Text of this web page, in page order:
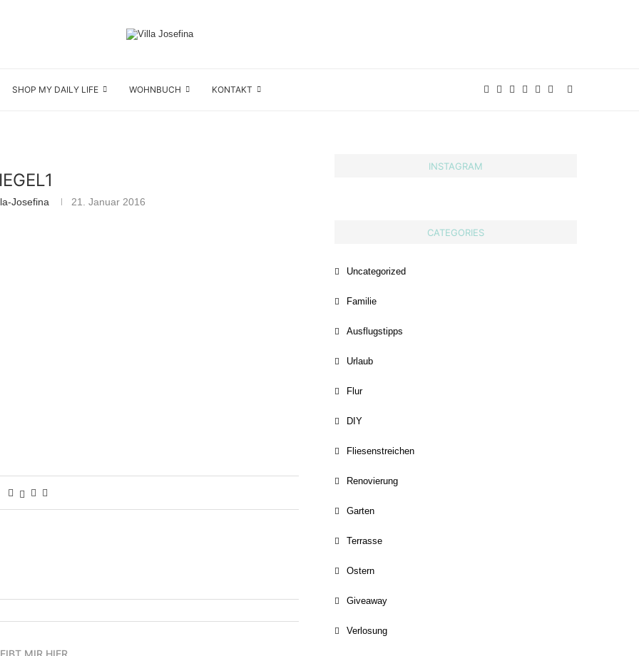
SHOP MY DAILY LIFE WOHNBUCH KONTAKT
Josefina 21. Januar 2016
MIR HIER
INSTAGRAM
CATEGORIES
Uncategorized
Familie
Ausflugstipps
Urlaub
Flur
DIY
Fliesenstreichen
Renovierung
Garten
Terrasse
Ostern
Giveaway
Verlosung